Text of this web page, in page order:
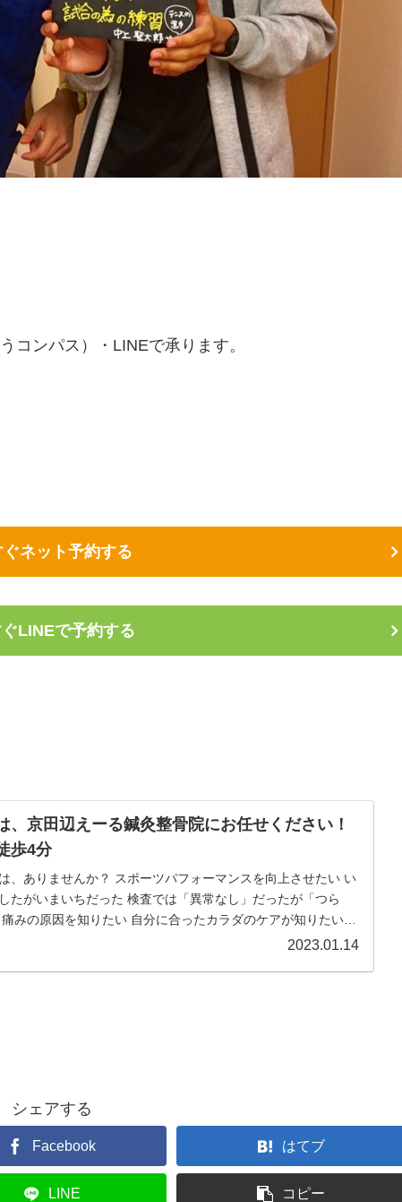
コンパス）・LINEで承ります。
ネット予約する
LINEで予約する
、京田辺えーる鍼灸整骨院にお任せください！
歩4分
、ありませんか？ スポーツパフォーマンスを向上させたい い
たがいまいちだった 検査では「異常なし」だったが「つら
みの原因を知りたい 自分に合ったカラダのケアが知りたい
2023.01.14
シェアする
Facebook はてブ
LINE コピー